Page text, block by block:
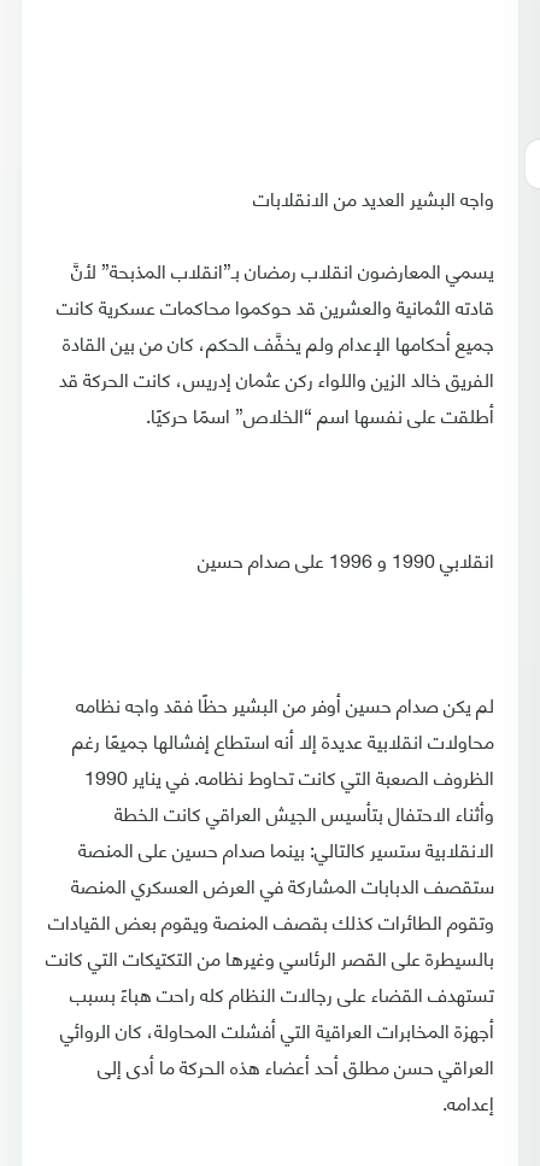
واجه البشير العديد من الانقلابات
يسمي المعارضون انقلاب رمضان بـ”انقلاب المذبحة” لأنَّ
قادته الثمانية والعشرين قد حوكموا محاكمات عسكرية كانت
جميع أحكامها الإعدام ولم يخفَّف الحكم، كان من بين القادة
الفريق خالد الزين واللواء ركن عثمان إدريس، كانت الحركة قد
أطلقت على نفسها اسم “الخلاص” اسمًا حركيًا.
انقلابي 1990 و 1996 على صدام حسين
لم يكن صدام حسين أوفر من البشير حظًا فقد واجه نظامه
محاولات انقلابية عديدة إلا أنه استطاع إفشالها جميعًا رغم
الظروف الصعبة التي كانت تحاوط نظامه. في يناير 1990
وأثناء الاحتفال بتأسيس الجيش العراقي كانت الخطة
الانقلابية ستسير كالتالي: بينما صدام حسين على المنصة
ستقصف الدبابات المشاركة في العرض العسكري المنصة
وتقوم الطائرات كذلك بقصف المنصة ويقوم بعض القيادات
بالسيطرة على القصر الرئاسي وغيرها من التكتيكات التي كانت
تستهدف القضاء على رجالات النظام كله راحت هباءً بسبب
أجهزة المخابرات العراقية التي أفشلت المحاولة، كان الروائي
العراقي حسن مطلق أحد أعضاء هذه الحركة ما أدى إلى
إعدامه.